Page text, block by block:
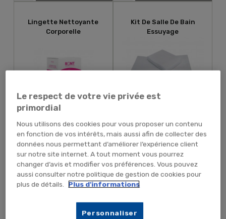
Lingette Nettoyante
Corporelle
0,17 € TTC 0,14 € HT
RUPTURE PROVISOIRE
Kit De Salle De Bain
Essuyage
2,10 € TTC1,75 € HT
RUPTURE PROVISOIRE
Distributeur D'essuie-
Mains Pour Bobine MAXI À
Mouchoirs Blancs 100%
Pure Ouate De Cellulose
Le respect de votre vie privée est
primordial
Nous utilisons des cookies pour vous proposer un contenu
en fonction de vos intérêts, mais aussi afin de collecter des
données nous permettant d’améliorer l’expérience client
sur notre site internet. A tout moment vous pourrez
changer d’avis et modifier vos préférences. Vous pouvez
aussi consulter notre politique de gestion de cookies pour
plus de détails.
Plus d'informations
Personnaliser